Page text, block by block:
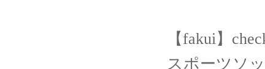
【fakui】
スポーツソ